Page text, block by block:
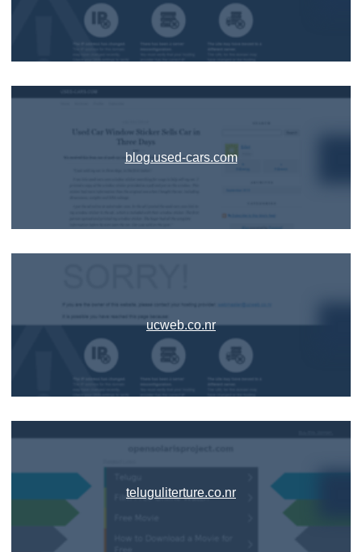
blog.used-cars.com
ucweb.co.nr
teluguliterture.co.nr